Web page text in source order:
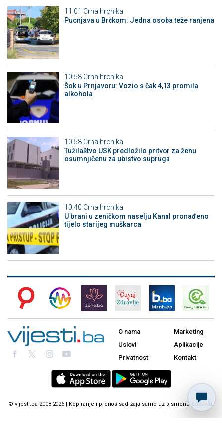
11:01 Crna hronika
Pucnjava u Brčkom: Jedna osoba teže ranjena
10:58 Crna hronika
Šok u Prnjavoru: Vozio s čak 4,13 promila
alkohola
10:58 Crna hronika
Tužilaštvo USK predložilo pritvor za ženu
osumnjičenu za ubistvo supruga
10:40 Crna hronika
U brani u zeničkom naselju Kanal pronađeno
tijelo starijeg muškarca
O nama
Uslovi
Privatnost
Marketing
Aplikacije
Kontakt
© vijesti.ba 2008-2026 | Kopiranje i prenos sadržaja samo uz pismenu dozvolu.